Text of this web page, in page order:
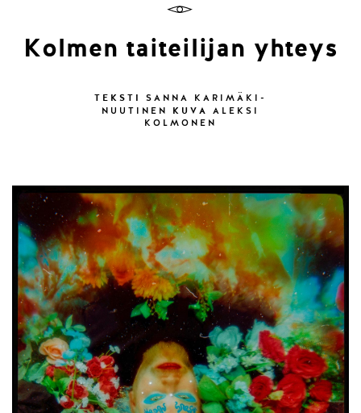
Kolmen taiteilijan yhteys
TEKSTI
SANNA KARIMÄKI-
NUUTINEN KUVA
ALEKSI
KOLMONEN